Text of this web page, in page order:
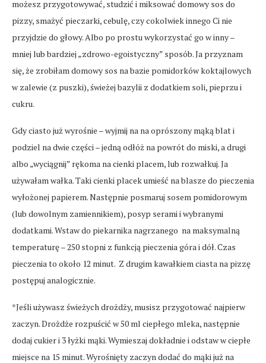
możesz przygotowywać, studzić i miksować domowy sos do
pizzy, smażyć pieczarki, cebulę, czy cokolwiek innego Ci nie
przyjdzie do głowy. Albo po prostu wykorzystać go w inny –
mniej lub bardziej „zdrowo-egoistyczny” sposób. Ja przyznam
się, że zrobiłam domowy sos na bazie pomidorków koktajlowych
w zalewie (z puszki), świeżej bazylii z dodatkiem soli, pieprzu i
cukru.
Gdy ciasto już wyrośnie – wyjmij na na oprószony mąką blat i
podziel na dwie części – jedną odłóż na powrót do miski, a drugi
albo „wyciągnij” rękoma na cienki placem, lub rozwałkuj. Ja
używałam wałka. Taki cienki placek umieść na blasze do pieczenia
wyłożonej papierem. Następnie posmaruj sosem pomidorowym
(lub dowolnym zamiennikiem), posyp serami i wybranymi
dodatkami. Wstaw do piekarnika nagrzanego na maksymalną
temperaturę – 250 stopni z funkcją pieczenia góra i dół. Czas
pieczenia to około 12 minut. Z drugim kawałkiem ciasta na pizzę
postępuj analogicznie.
*Jeśli używasz świeżych drożdży, musisz przygotować najpierw
zaczyn. Drożdże rozpuścić w 50 ml ciepłego mleka, następnie
dodaj cukier i 3 łyżki mąki. Wymieszaj dokładnie i odstaw w ciepłe
miejsce na 15 minut. Wyrośnięty zaczyn dodać do mąki już na